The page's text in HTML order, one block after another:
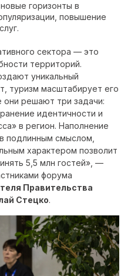
горизонты в
повышение
сектора — это
территорий.
уникальный
туризм масштабирует его
они решают три задачи:
идентичности и
в регион. Наполнение
подлинным смыслом,
характером позволит
5,5 млн гостей», —
форума
Правительства
Стецко.